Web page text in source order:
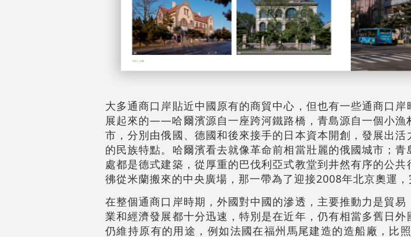
大多通商口岸貼近中國原有的商貿中心，但也有一些通商口
展起來的——哈爾濱源自一座跨河鐵路橋，青島源自一個小漁
市，分別由俄國、德國和後來接手的日本資本開創，發展出
的民族特點。哈爾濱看去就像革命前相當壯麗的俄國城市；
處都是德式建築，從厚重的巴伐利亞式教堂到井然有序的公
彿從米蘭搬來的中央廣場，那一帶為了迎接2008年北京奧運，
在整個通商口岸時期，外國對中國的滲透，主要推動力是貿
業和經濟發展都十分迅速，特別是在近年，仍有相當多舊日
仍維持原有的用途，例如法國在福州馬尾建造的造船廠，比